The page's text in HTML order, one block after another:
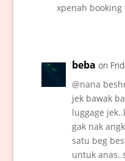
xpenah
beba on
@nana
jek bawak
luggage
gak nak
satu beg
untuk